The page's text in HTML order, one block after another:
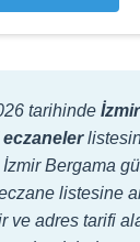
tarihinde
Bergama
listesine
ve adres tarifi